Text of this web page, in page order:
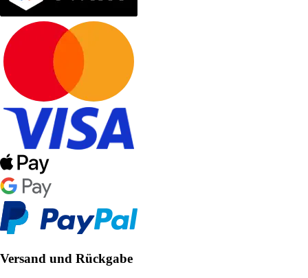
Versand und Rückgabe